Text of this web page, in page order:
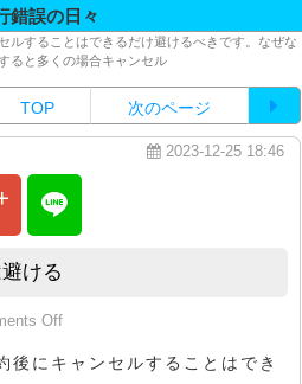
錯誤の日々
ルすることはできるだけ避けるべきです。なぜな
ると多くの場合キャンセル
TOP 次のページ
2023-12-25 18:46
ける
Offon 契約後のキャンセルは避ける
後にキャンセルすることはでき